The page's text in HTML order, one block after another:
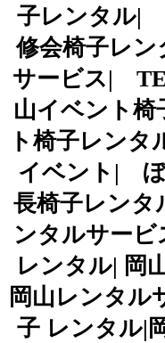
子レンタル|
修会椅子レ
サービス|
山イベント椅
ト椅子レン
イベント| ぼ
長椅子レンタ
ンタルサービ
レンタル| 岡
岡山レンタル
子 レンタル